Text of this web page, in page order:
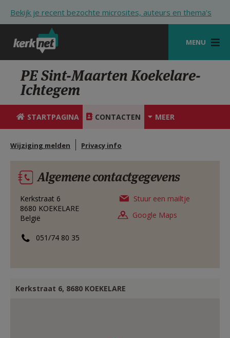
Bekijk je recent bezochte microsites, auteurs en thema's
MENU
STARTPAGINA
KERK
VIERINGEN
HULP
STARTPAGINA PORTAAL
MIJN PAROCHIE
AANMELDEN OF REGISTREREN
PE Sint-Maarten Koekelare-
Ichtegem
STARTPAGINA CONTACTEN MEER
Wijziging melden Privacy info
Algemene contactgegevens
Kerkstraat 6
8680 KOEKELARE
België
051/74 80 35
Stuur een mailtje
Google Maps
Kerkstraat 6, 8680 KOEKELARE